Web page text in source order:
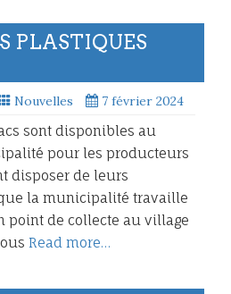
PLASTIQUES
Nouvelles 7 février 2024
sont disponibles au
pour les producteurs
disposer de leurs
la municipalité travaille
point de collecte au village
Read more…